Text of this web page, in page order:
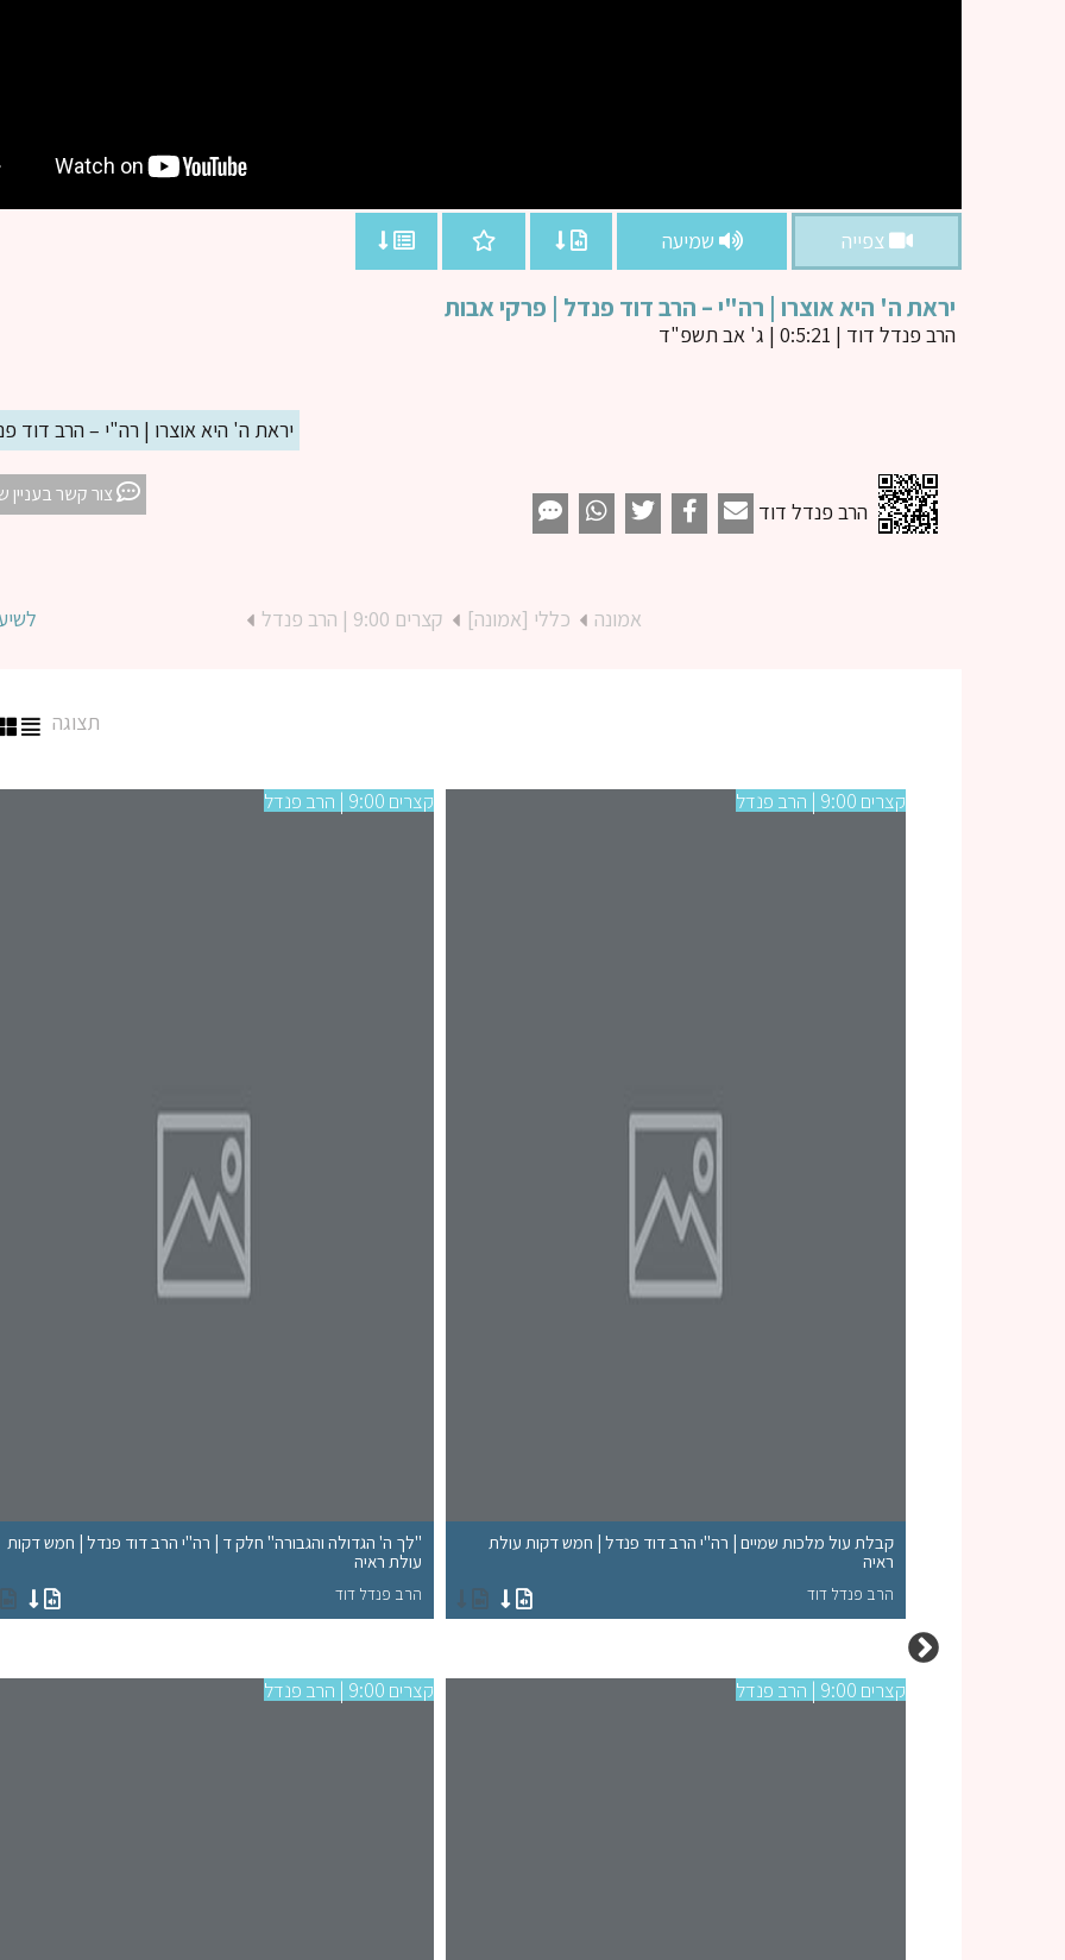
צפייה שמיעה
יראת ה' היא אוצרו | רה"י – הרב דוד פנדל | פרקי אבות
הרב פנדל דוד | 0:5:21 | ג' אב תשפ"ד
יראת ה' היא אוצרו | רה"י – הרב דוד
הרב פנדל דוד
צור קשר בעניין
אמונה כללי [אמונה] קצרים 9:00 | הרב פנדל
תצוגה
קצרים 9:00 | הרב פנדל
קבלת עול מלכות שמיים | רה"י הרב דוד פנדל | חמש דקות עולת
ראיה
הרב פנדל דוד
קצרים 9:00 | הרב פנדל
"לך ה' הגדולה והגבורה" חלק ד | רה"י הרב דוד פנדל | חמש דקות
עולת ראיה
הרב פנדל דוד
קצרים 9:00 | הרב פנדל קצרים 9:00 | הרב פנדל